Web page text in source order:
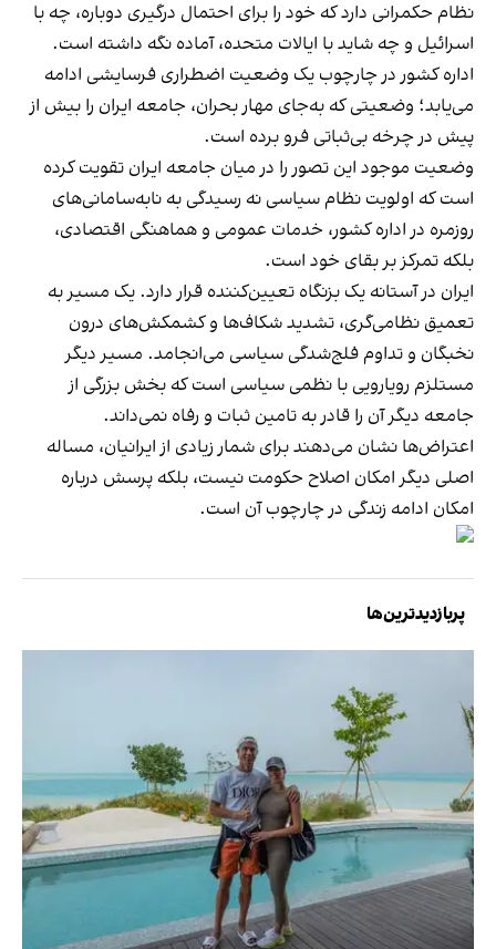
نظام حکمرانی‌ دارد که خود را برای احتمال درگیری دوباره، چه با
اسرائیل و چه شاید با ایالات متحده، آماده نگه داشته است.
اداره کشور در چارچوب یک وضعیت اضطراری فرسایشی ادامه
می‌یابد؛ وضعیتی که به‌جای مهار بحران، جامعه ایران را بیش از
پیش در چرخه بی‌ثباتی فرو برده است.
وضعیت موجود این تصور را در میان جامعه ایران تقویت کرده
است که اولویت نظام سیاسی نه رسیدگی به نابه‌سامانی‌های
روزمره در اداره کشور، خدمات عمومی و هماهنگی اقتصادی،
بلکه تمرکز بر بقای خود است.
ایران در آستانه یک بزنگاه تعیین‌کننده قرار دارد. یک مسیر به
تعمیق نظامی‌گری، تشدید شکاف‌ها و کشمکش‌های درون
نخبگان و تداوم فلج‌شدگی سیاسی می‌انجامد. مسیر دیگر
مستلزم رویارویی با نظمی سیاسی است که بخش بزرگی از
جامعه دیگر آن را قادر به تامین ثبات و رفاه نمی‌داند.
اعتراض‌ها نشان می‌دهند برای شمار زیادی از ایرانیان، مساله
اصلی دیگر امکان اصلاح حکومت نیست، بلکه پرسش درباره
امکان ادامه زندگی در چارچوب آن است.
پربازدیدترین‌ها